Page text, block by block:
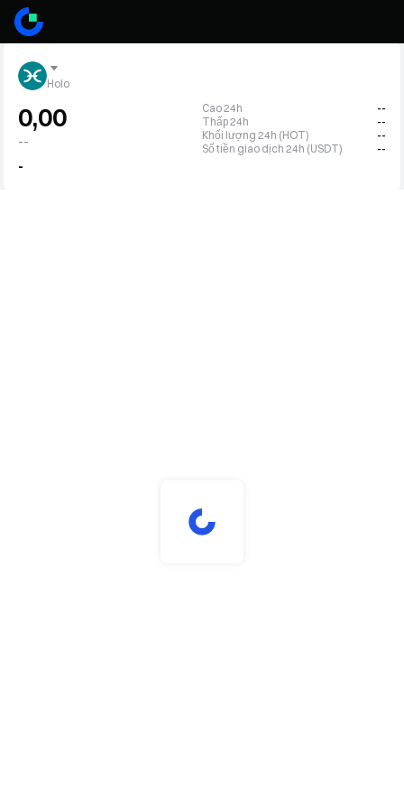
Holo
0,00
--
-
Cao 24h
--
Thấp 24h
--
Khối lượng 24h (HOT)
--
Số tiền giao dịch 24h (USDT)
--